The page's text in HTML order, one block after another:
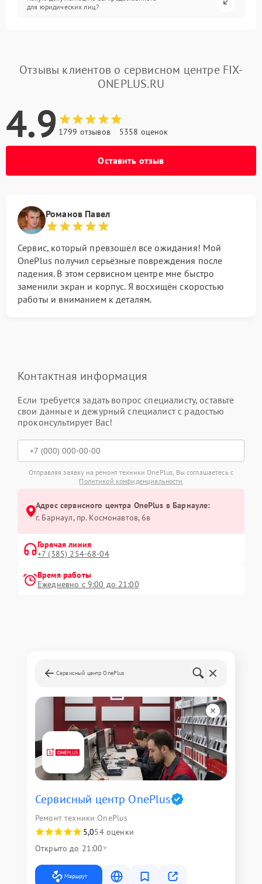
для юридических лиц?
Отзывы клиентов о сервисном центре FIX-
ONEPLUS.RU
4.9 1799 отзывов 5358 оценок
Оставить отзыв
Романов Павел
Сервис, который превзошёл все ожидания! Мой
OnePlus получил серьёзные повреждения после
падения. В этом сервисном центре мне быстро
заменили экран и корпус. Я восхищён скоростью
работы и вниманием к деталям.
Контактная информация
Если требуется задать вопрос специалисту, оставьте
свои данные и дежурный специалист с радостью
проконсультирует Вас!
Отправляя заявку на ремонт техники OnePlus, Вы соглашаетесь с
Политикой конфиденциальности
Адрес сервисного центра OnePlus в Барнауле:
г. Барнаул, ​пр. Космонавтов, 6в
Горячая линия
+7 (385) 254-68-04
Время работы
Ежедневно с 9:00 до 21:00
Сервисный центр OnePlus
Сервисный центр OnePlus
Ремонт техники OnePlus
5,054 оценки
Открыто до 21:00
Маршрут